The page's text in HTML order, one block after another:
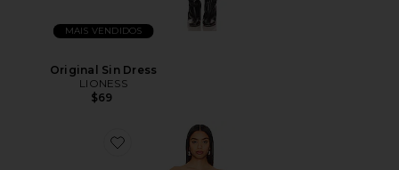
MAIS VENDIDOS
Original Sin Dress
LIONESS
$69